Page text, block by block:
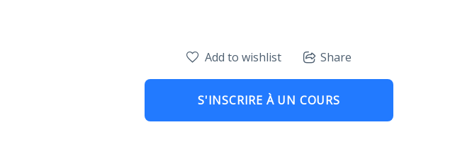
Add to wishlist Share
S'INSCRIRE À UN COURS